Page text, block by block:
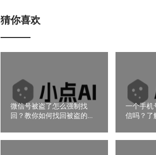
猜你喜欢
微信号被盗了怎么强制找
回？教你如何找回被盗的微
一个手机
信吗？了